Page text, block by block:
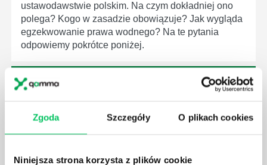
Zgoda Szczegóły O plikach cookies
Niniejsza strona korzysta z plików cookie
ustawodawstwie polskim. Na czym dokładniej ono
polega? Kogo w zasadzie obowiązuje? Jak wygląda
egzekwowanie prawa wodnego? Na te pytania
odpowiemy pokrótce poniżej.
GDZIE MOŻEMY ZAPOZNAĆ SIĘ Z
WYMAGANIAMI NORM JAKOŚCI WYROBÓW